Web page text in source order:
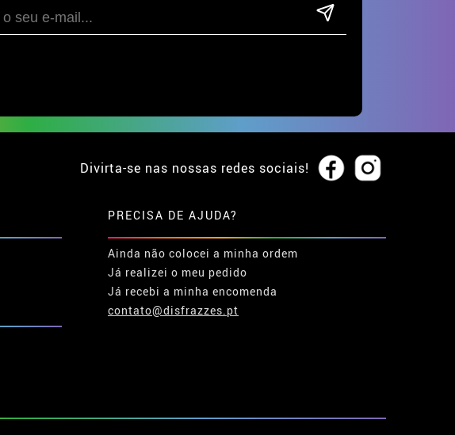
Divirta-se nas nossas redes sociais!
PRECISA DE AJUDA?
Ainda não colocei a minha ordem
Já realizei o meu pedido
Já recebi a minha encomenda
contato@disfrazzes.pt